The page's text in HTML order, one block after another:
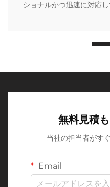
ショナルかつ迅速に対応し
無料見積
当社の担当者がす
Email